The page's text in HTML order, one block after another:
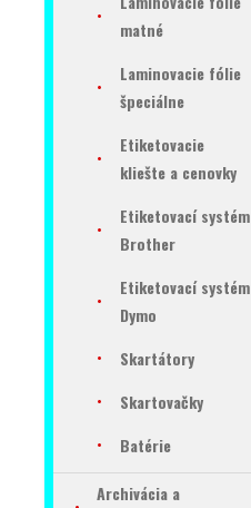
matné
Laminovacie fólie
špeciálne
Etiketovacie
kliešte a cenovky
Etiketovací systém
Brother
Etiketovací systém
Dymo
Skartátory
Skartovačky
Batérie
Archivácia a